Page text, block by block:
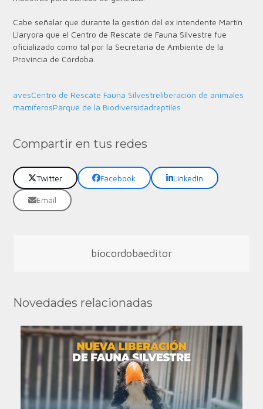
Cabe señalar que durante la gestión del ex intendente Martín
Llaryora que el Centro de Rescate de Fauna Silvestre fue
oficializado como tal por la Secretaría de Ambiente de la
Provincia de Córdoba.
avesCentro de Rescate Fauna Silvestreliberación de animales
mamíferosParque de la Biodiversidadreptiles
Compartir en tus redes
Twitter Facebook LinkedIn
Email
biocordobaeditor
Novedades relacionadas